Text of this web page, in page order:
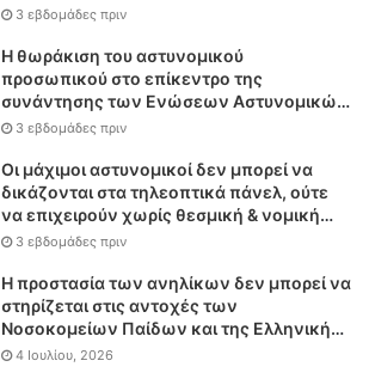
3 εβδομάδες πριν
Η θωράκιση του αστυνομικού
προσωπικού στο επίκεντρο της
συνάντησης των Ενώσεων Αστυνομικών
Υπαλλήλων Αθηνών και Θεσσαλονίκης
3 εβδομάδες πριν
Οι μάχιμοι αστυνομικοί δεν μπορεί να
δικάζονται στα τηλεοπτικά πάνελ, ούτε
να επιχειρούν χωρίς θεσμική & νομική
θωράκιση
3 εβδομάδες πριν
Η προστασία των ανηλίκων δεν μπορεί να
στηρίζεται στις αντοχές των
Νοσοκομείων Παίδων και της Ελληνικής
Αστυνομίας
4 Ιουλίου, 2026